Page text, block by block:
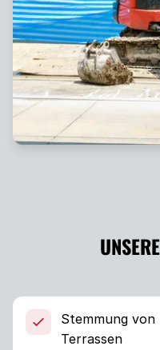
Stemmung
Terrassen